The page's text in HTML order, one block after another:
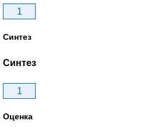
1
Синтез
Синтез
1
Оценка